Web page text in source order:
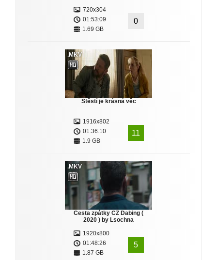
720x304
01:53:09
1.69 GB
0
.MKV
Štěstí je krásná věc
1916x802
01:36:10
1.9 GB
11
.MKV
Cesta zpátky CZ Dabing (
2020 ) by Lsochna
1920x800
01:48:26
1.87 GB
5